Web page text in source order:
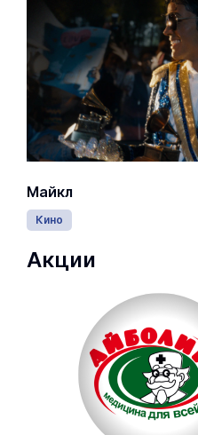
Майкл
Кино
Акции
домовой чат и потеряла
рублей
Приглашение поступило в
мессенджеров.
Происшествия Сегодня 15:40